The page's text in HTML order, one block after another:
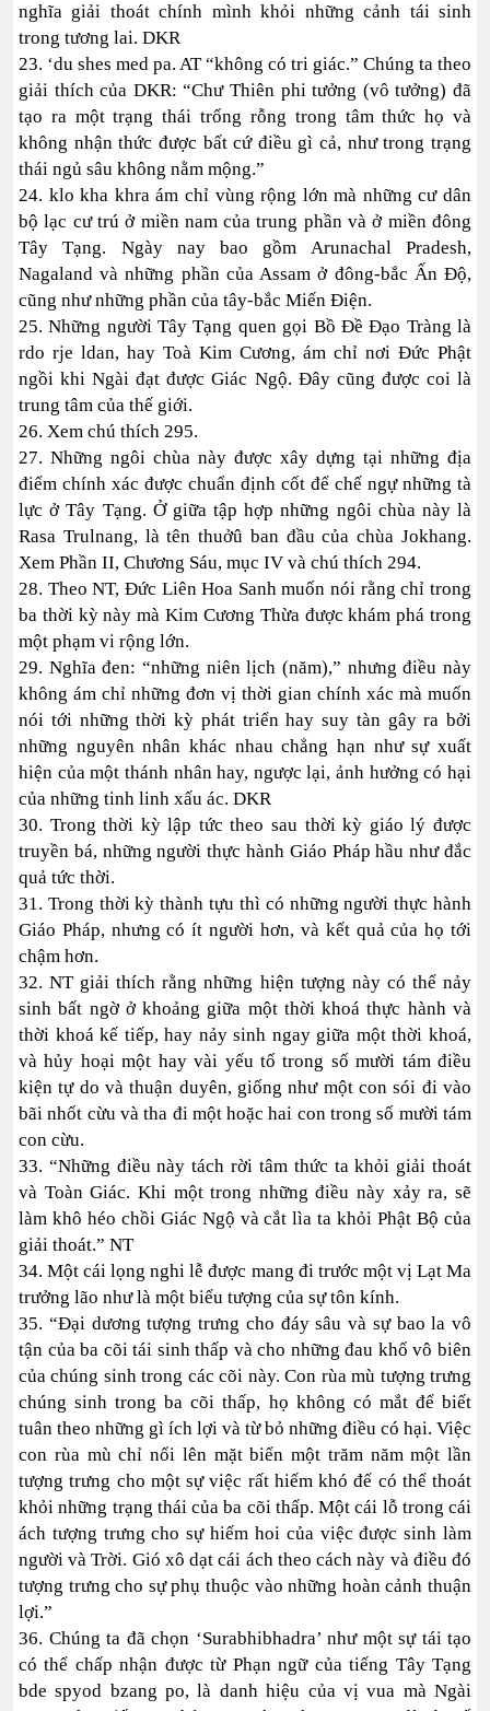
nghĩa giải thoát chính mình khỏi những cảnh tái sinh
trong tương lai. DKR
23. ‘du shes med pa. AT “không có tri giác.” Chúng ta theo
giải thích của DKR: “Chư Thiên phi tưởng (vô tưởng) đã
tạo ra một trạng thái trống rỗng trong tâm thức họ và
không nhận thức được bất cứ điều gì cả, như trong trạng
thái ngủ sâu không nằm mộng.”
24. klo kha khra ám chỉ vùng rộng lớn mà những cư dân
bộ lạc cư trú ở miền nam của trung phần và ở miền đông
Tây Tạng. Ngày nay bao gồm Arunachal Pradesh,
Nagaland và những phần của Assam ở đông-bắc Ấn Độ,
cũng như những phần của tây-bắc Miến Điện.
25. Những người Tây Tạng quen gọi Bồ Đề Đạo Tràng là
rdo rje ldan, hay Toà Kim Cương, ám chỉ nơi Đức Phật
ngồi khi Ngài đạt được Giác Ngộ. Đây cũng được coi là
trung tâm của thế giới.
26. Xem chú thích 295.
27. Những ngôi chùa này được xây dựng tại những địa
điểm chính xác được chuẩn định cốt để chế ngự những tà
lực ở Tây Tạng. Ở giữa tập hợp những ngôi chùa này là
Rasa Trulnang, là tên thuởû ban đầu của chùa Jokhang.
Xem Phần II, Chương Sáu, mục IV và chú thích 294.
28. Theo NT, Đức Liên Hoa Sanh muốn nói rằng chỉ trong
ba thời kỳ này mà Kim Cương Thừa được khám phá trong
một phạm vi rộng lớn.
29. Nghĩa đen: “những niên lịch (năm),” nhưng điều này
không ám chỉ những đơn vị thời gian chính xác mà muốn
nói tới những thời kỳ phát triển hay suy tàn gây ra bởi
những nguyên nhân khác nhau chẳng hạn như sự xuất
hiện của một thánh nhân hay, ngược lại, ảnh hưởng có hại
của những tinh linh xấu ác. DKR
30. Trong thời kỳ lập tức theo sau thời kỳ giáo lý được
truyền bá, những người thực hành Giáo Pháp hầu như đắc
quả tức thời.
31. Trong thời kỳ thành tựu thì có những người thực hành
Giáo Pháp, nhưng có ít người hơn, và kết quả của họ tới
chậm hơn.
32. NT giải thích rằng những hiện tượng này có thể nảy
sinh bất ngờ ở khoảng giữa một thời khoá thực hành và
thời khoá kế tiếp, hay nảy sinh ngay giữa một thời khoá,
và hủy hoại một hay vài yếu tố trong số mười tám điều
kiện tự do và thuận duyên, giống như một con sói đi vào
bãi nhốt cừu và tha đi một hoặc hai con trong số mười tám
con cừu.
33. “Những điều này tách rời tâm thức ta khỏi giải thoát
và Toàn Giác. Khi một trong những điều này xảy ra, sẽ
làm khô héo chồi Giác Ngộ và cắt lìa ta khỏi Phật Bộ của
giải thoát.” NT
34. Một cái lọng nghi lễ được mang đi trước một vị Lạt Ma
trưởng lão như là một biểu tượng của sự tôn kính.
35. “Đại dương tượng trưng cho đáy sâu và sự bao la vô
tận của ba cõi tái sinh thấp và cho những đau khổ vô biên
của chúng sinh trong các cõi này. Con rùa mù tượng trưng
chúng sinh trong ba cõi thấp, họ không có mắt để biết
tuân theo những gì ích lợi và từ bỏ những điều có hại. Việc
con rùa mù chỉ nổi lên mặt biển một trăm năm một lần
tượng trưng cho một sự việc rất hiếm khó để có thể thoát
khỏi những trạng thái của ba cõi thấp. Một cái lỗ trong cái
ách tượng trưng cho sự hiếm hoi của việc được sinh làm
người và Trời. Gió xô dạt cái ách theo cách này và điều đó
tượng trưng cho sự phụ thuộc vào những hoàn cảnh thuận
lợi.”
36. Chúng ta đã chọn ‘Surabhibhadra’ như một sự tái tạo
có thể chấp nhận được từ Phạn ngữ của tiếng Tây Tạng
bde spyod bzang po, là danh hiệu của vị vua mà Ngài